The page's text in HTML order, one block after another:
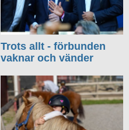
Trots allt - förbunden
vaknar och vänder